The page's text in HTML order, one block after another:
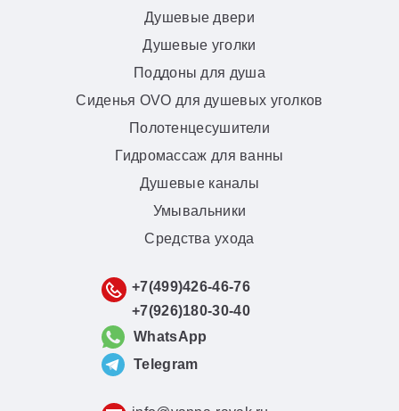
Душевые двери
Душевые уголки
Поддоны для душа
Сиденья OVO для душевых уголков
Полотенцесушители
Гидромассаж для ванны
Душевые каналы
Умывальники
Средства ухода
+7(499)426-46-76
+7(926)180-30-40
WhatsApp
Telegram